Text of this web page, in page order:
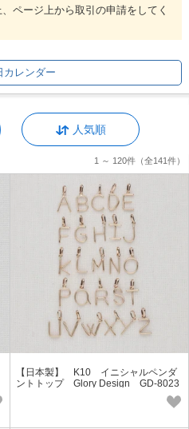
ページ上から取引の申請をしてく
カレンダー
人気順
1 ～ 120件 （全141件）
【日本製】 K10 イニシャルペンダ
ントトップ Glory Design GD-8023